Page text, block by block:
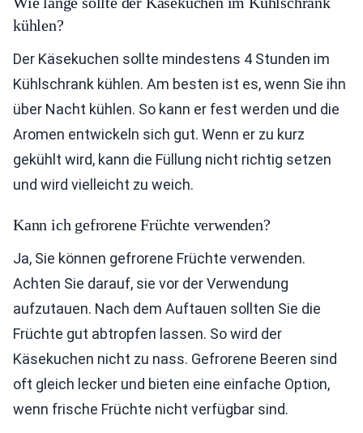
kühlen?
Der Käsekuchen sollte mindestens 4 Stunden im
Kühlschrank kühlen. Am besten ist es, wenn Sie ihn
über Nacht kühlen. So kann er fest werden und die
Aromen entwickeln sich gut. Wenn er zu kurz
gekühlt wird, kann die Füllung nicht richtig setzen
und wird vielleicht zu weich.
Kann ich gefrorene Früchte verwenden?
Ja, Sie können gefrorene Früchte verwenden.
Achten Sie darauf, sie vor der Verwendung
aufzutauen. Nach dem Auftauen sollten Sie die
Früchte gut abtropfen lassen. So wird der
Käsekuchen nicht zu nass. Gefrorene Beeren sind
oft gleich lecker und bieten eine einfache Option,
wenn frische Früchte nicht verfügbar sind.